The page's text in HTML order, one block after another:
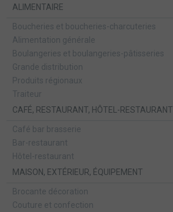
ALIMENTAIRE
Boucheries et boucheries-charcuteries
Alimentation générale
Boulangeries et boulangeries-pâtisseries
Grande distribution
Produits régionaux
Traiteur
CAFÉ, RESTAURANT, HÔTEL-RESTAURANT
Café bar brasserie
Bar-restaurant
Hôtel-restaurant
MAISON, EXTÉRIEUR, ÉQUIPEMENT
Brocante décoration
Couture et confection